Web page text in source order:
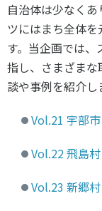
スポーツによ
スポーツ・ガ
スポーツボラ
スポーツ政策
自治体は少なく
ツにはまち全体
す。当企画では
指し、さまざま
談や事例を紹介し
Vol.21 宇部
Vol.22 飛島
Vol.23 新郷